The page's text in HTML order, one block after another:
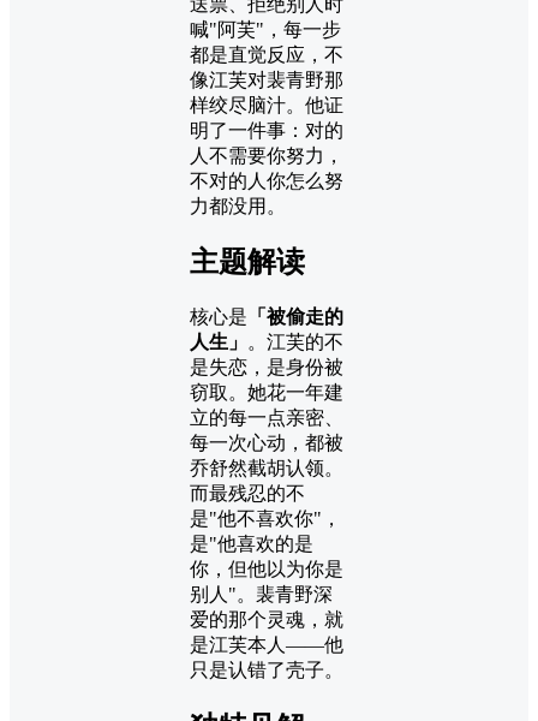
喊"阿芙"，每一步
都是直觉反应，不
像江芙对裴青野那
样绞尽脑汁。他证
明了一件事：对的
人不需要你努力，
不对的人你怎么努
力都没用。
主题解读
核心是 「被偷走的
人生」 。江芙的不
是失恋，是身份被
窃取。她花一年建
立的每一点亲密、
每一次心动，都被
乔舒然截胡认领。
而最残忍的不
是"他不喜欢你"，
是"他喜欢的是
你，但他以为你是
别人"。裴青野深
爱的那个灵魂，就
是江芙本人——他
只是认错了壳子。